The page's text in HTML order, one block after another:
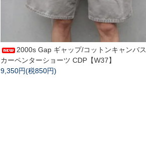
2000s Gap ギャップ/コットンキャンバス
カーペンターショーツ CDP【W37】
9,350円(税850円)